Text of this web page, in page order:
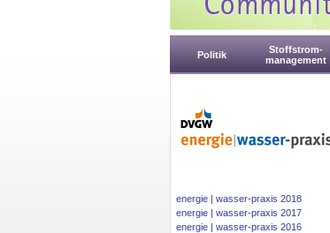
Politik
Stoffstrom-
management
energie | wasser-praxis 2018
energie | wasser-praxis 2017
energie | wasser-praxis 2016